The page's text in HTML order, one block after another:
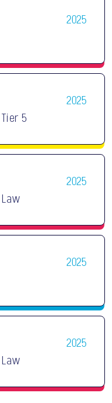
2025
2025
5
2025
2025
2025